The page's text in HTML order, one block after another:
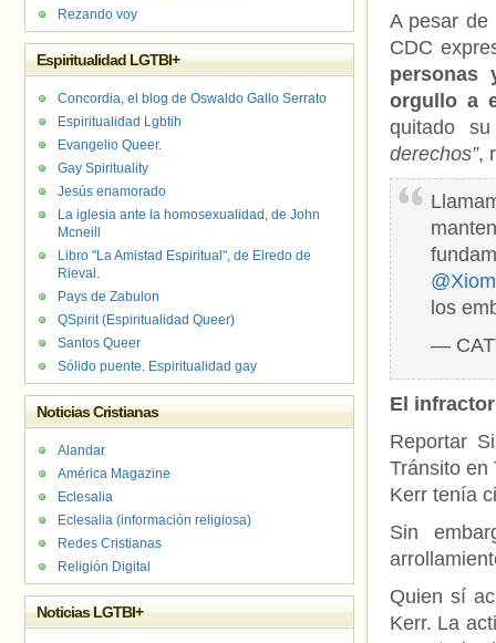
A pesar de
CDC
personas
orgullo a
quitado
derechos”,
los
—
El
Reportar
Tránsito en
Kerr tenía
Sin
Quien sí
Kerr. La
Rezando voy
Espiritualidad LGTBI+
Concordia, el blog de Oswaldo Gallo Serrato
Espiritualidad Lgbtih
Evangelio Queer.
Gay Spirituality
Jesús enamorado
La iglesia ante la homosexualidad, de John
Mcneill
Libro "La Amistad Espiritual", de Elredo de
Rieval.
Pays de Zabulon
QSpirit (Espiritualidad Queer)
Santos Queer
Sólido puente. Espiritualidad gay
Noticias Cristianas
Alandar
América Magazine
Eclesalia
Eclesalia (información religiosa)
Redes Cristianas
Religión Digital
Noticias LGTBI+